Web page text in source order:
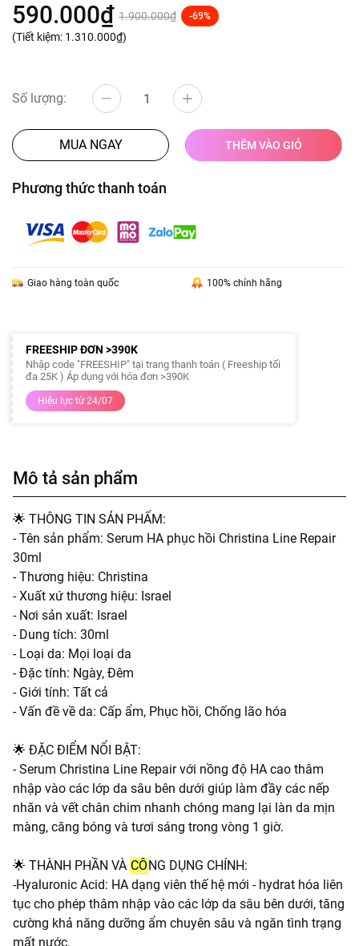
590.000₫ 1.900.000₫ -69%
(Tiết kiệm: 1.310.000₫)
Số lượng:
MUA NGAY THÊM VÀO GIỎ
Phương thức thanh toán
Giao hàng toàn quốc 100% chính hãng
FREESHIP ĐƠN >390K
Nhập code "FREESHIP" tại trang thanh toán ( Freeship tối
đa 25K ) Áp dụng với hóa đơn >390K
Hiệu lực từ 24/07
Mô tả sản phẩm
🌟 THÔNG TIN SẢN PHẨM:
- Tên sản phẩm: Serum HA phục hồi Christina Line Repair
30ml
- Thương hiệu: Christina
- Xuất xứ thương hiệu: Israel
- Nơi sản xuất: Israel
- Dung tích: 30ml
- Loại da: Mọi loại da
- Đặc tính: Ngày, Đêm
- Giới tính: Tất cả
- Vấn đề về da: Cấp ẩm, Phục hồi, Chống lão hóa
🌟 ĐẶC ĐIỂM NỔI BẬT:
- Serum Christina Line Repair với nồng độ HA cao thâm
nhập vào các lớp da sâu bên dưới giúp làm đầy các nếp
nhăn và vết chân chim nhanh chóng mang lại làn da mịn
màng, căng bóng và tươi sáng trong vòng 1 giờ.
🌟 THÀNH PHẦN VÀ CÔNG DỤNG CHÍNH:
-Hyaluronic Acid: HA dạng viên thế hệ mới - hydrat hóa liên
tục cho phép thâm nhập vào các lớp da sâu bên dưới, tăng
cường khả năng dưỡng ẩm chuyên sâu và ngăn tình trạng
mất nước.